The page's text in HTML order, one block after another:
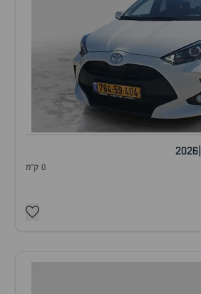
2026
0 ק"מ